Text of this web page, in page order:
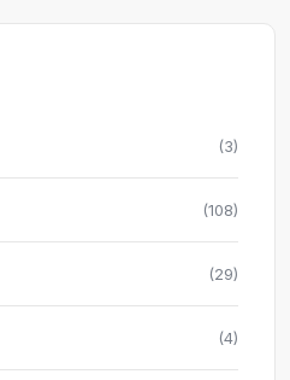
(3)
(108)
(29)
(4)